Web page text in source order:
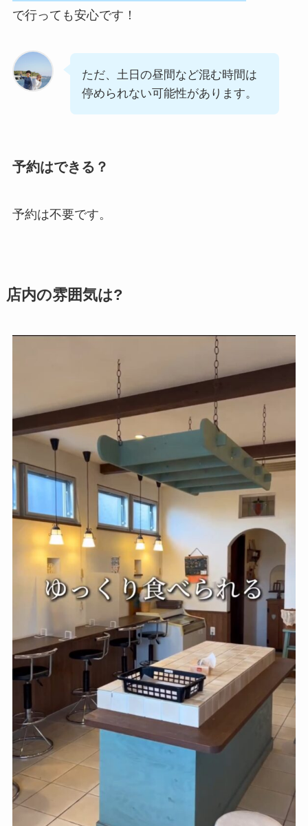
で行っても安心です！
ただ、土日の昼間など混む時間は
停められない可能性があります。
予約はできる？
予約は不要です。
店内の雰囲気は?